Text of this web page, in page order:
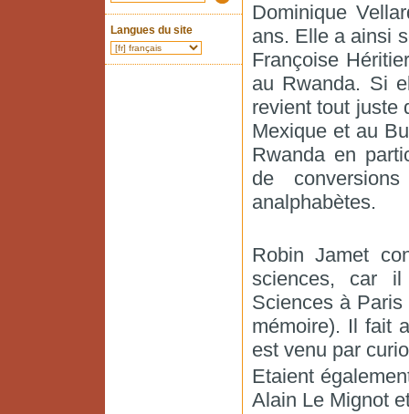
Langues du site
Dominique
ans. Elle a ainsi
Françoise
au Rwanda. Si
revient tout juste
Mexique et au
Rwanda en
de
analphabètes.
Robin Jamet
sciences, car
Sciences à Paris
mémoire). Il fait
est venu par
Etaient
Alain Le Mignot